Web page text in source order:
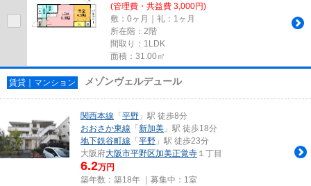
(管理費・共益費 3,000円)
敷：0ヶ月｜礼：1ヶ月
所在階：2階
間取り：1LDK
面積：31.00㎡
賃貸｜マンション メゾンヴェルデュール
関西本線 「平野 」駅 徒歩8分
おおさか東線 「新加美 」駅 徒歩18分
地下鉄谷町線 「平野 」駅 徒歩23分
大阪府大阪市平野区加美正覚寺 １丁目
6.2万円
築年数：築18年 ｜募集中： 1室